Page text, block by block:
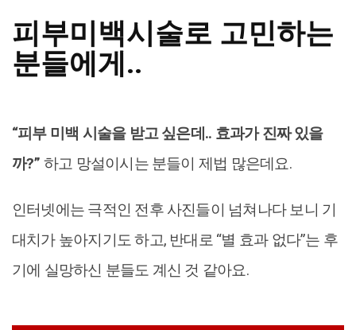
피부미백시술로 고민하는
분들에게..
“피부 미백 시술을 받고 싶은데.. 효과가 진짜 있을
까?” 하고 망설이시는 분들이 제법 많은데요.
인터넷에는 극적인 전후 사진들이 넘쳐나다 보니 기
대치가 높아지기도 하고, 반대로 “별 효과 없다”는 후
기에 실망하신 분들도 계신 것 같아요.